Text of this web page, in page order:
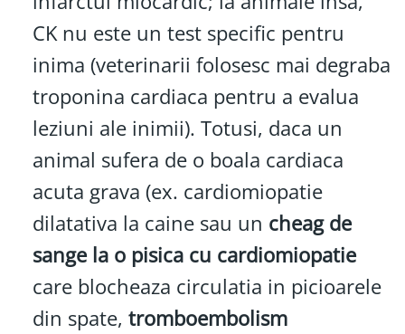
CK nu este un test specific pentru
inima (veterinarii folosesc mai degraba
troponina cardiaca pentru a evalua
leziuni ale inimii). Totusi, daca un
animal sufera de o boala cardiaca
acuta grava (ex. cardiomiopatie
dilatativa la caine sau un cheag de
sange la o pisica cu cardiomiopatie
care blocheaza circulatia in picioarele
din spate, tromboembolism